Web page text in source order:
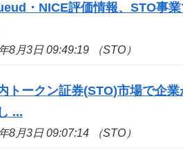
・NICE評価情報、STO事
8月3日 09:49:19 （STO）
トークン証券(STO)市場で企
...
8月3日 09:07:14 （STO）